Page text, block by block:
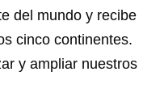
del mundo y recibe
cinco continentes.
y ampliar nuestros